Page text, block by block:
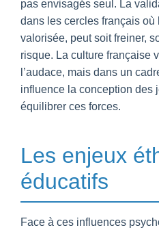
pas envisagés seul. La
dans les cercles français
valorisée, peut soit freiner,
risque. La culture française
l’audace, mais dans un
influence la conception des
équilibrer ces forces.
Les enjeux
éducatifs
Face à ces influences